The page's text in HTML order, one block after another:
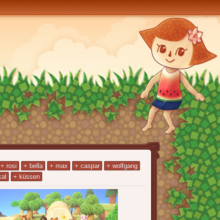
+ rosi + bella + max + caspar
+ wolfgang
+ küssen